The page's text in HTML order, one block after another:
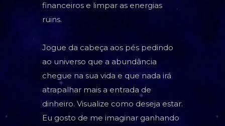
financeiros e limpar as energias
ruins.
Jogue da cabeça aos pés pedindo
ao universo que a abundância
chegue na sua vida e que nada irá
atrapalhar mais a entrada de
dinheiro. Visualize como deseja estar.
Eu gosto de me imaginar ganhando